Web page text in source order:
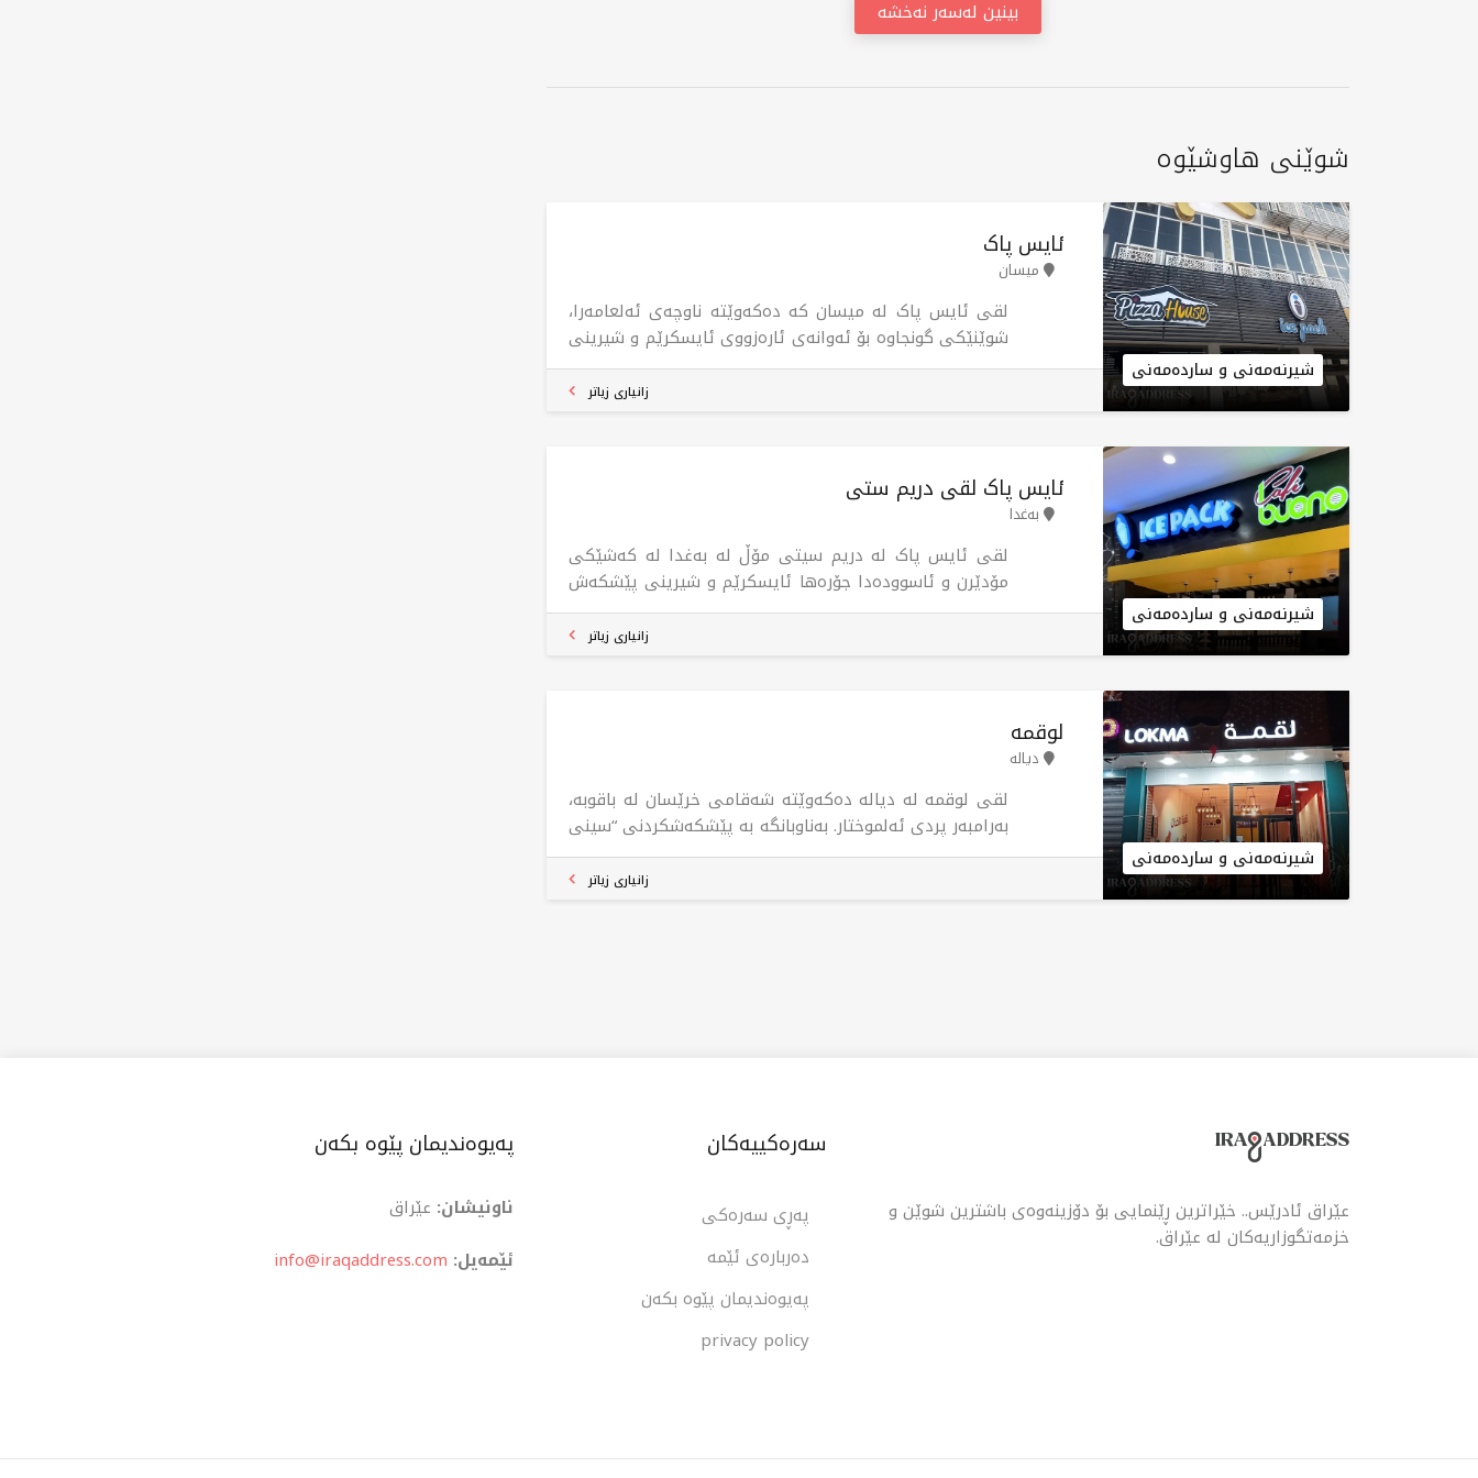
بینین لەسەر نەخشە
شوێنی هاوشێوە
ئایس پاک
میسان
شیرنەمەنی و ساردەمەنی
لقی ئایس پاک لە میسان کە دەکەوێتە ناوچەی ئەلعامەرا،
شوێنێکی گونجاوە بۆ ئەوانەی ئارەزووی ئایسکرێم و شیرینی
دەکەن. لقەکە چەندین تامی ئایسکرێمی جیاواز پێشکەش
دەکات، جگە لە کرێپ و وافلی بە تام. تایبەتمەندی لقەکە بە
زانیاری زیاتر
ئایس پاک لقی دریم ستی
بەغدا
شیرنەمەنی و ساردەمەنی
لقی ئایس پاک لە دریم سیتی مۆڵ لە بەغدا لە کەشێکی
مۆدێرن و ئاسوودەدا جۆرەها ئایسکرێم و شیرینی پێشکەش
دەکات. دەکەوێتە یەکێک لە گەورەترین مۆڵەکانی بەغدا،
شوێنێکی زۆر باشە بۆ ئەو سەردانکەرانەی کە بازاڕ دەکەن یان
زانیاری زیاتر
لوقمە
دیالە
شیرنەمەنی و ساردەمەنی
لقی لوقمە لە دیالە دەکەوێتە شەقامی خرێسان لە باقوبە،
بەرامبەر پردی ئەلموختار. بەناوبانگە بە پێشکەشکردنی “سینی
شازادەکان” کە 25 لوقمی جۆراوجۆری تێدایە بە 15 هەزار
دینار، هەروەها “سینی پاشاکان” کە 40 لوقمی جۆراوجۆری
زانیاری زیاتر
عێراق ئادرێس.. خێراترین ڕێنمایی بۆ دۆزینەوەی باشترین شوێن و
خزمەتگوزاریەکان لە عێراق.
سەرەکییەکان
پەڕی سەرەکی
دەربارەی ئێمە
پەیوەندیمان پێوە بکەن
privacy policy
پەیوەندیمان پێوە بکەن
ناونیشان: عێراق
ئێمەیل: info@iraqaddress.com